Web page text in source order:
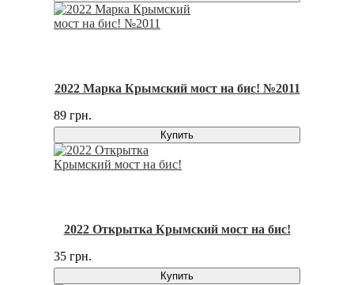
2022 Марка Крымский мост на бис! №2011
89 грн.
Купить
2022 Открытка Крымский мост на бис!
35 грн.
Купить